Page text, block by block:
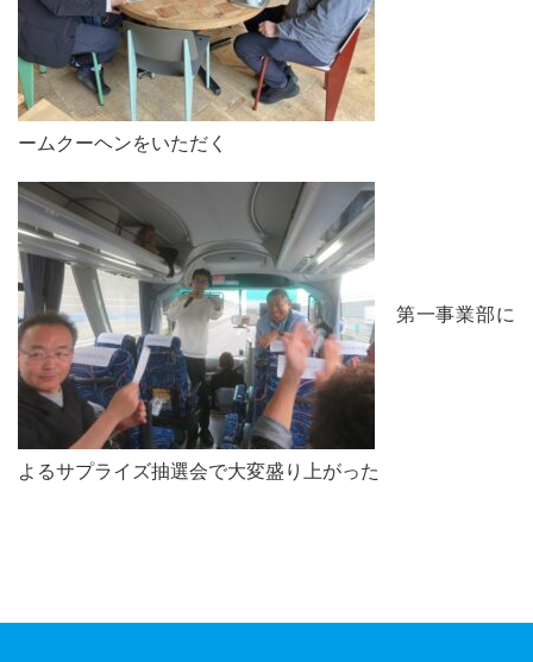
ームクーヘンをいただく
第一事業部に
よるサプライズ抽選会で大変盛り上がった